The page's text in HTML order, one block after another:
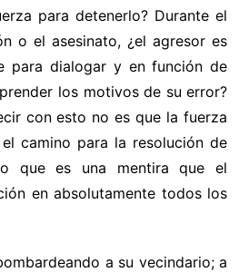
para detenerlo? Durante el
o el asesinato, ¿el agresor es
para dialogar y en función de
los motivos de su error?
con esto no es que la fuerza
camino para la resolución de
que es una mentira que el
en absolutamente todos los
a su vecindario; a